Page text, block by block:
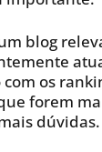
blog
os
forem
dúvidas.